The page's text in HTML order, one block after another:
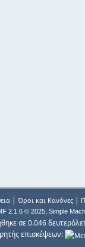
| Όροι και Κανόνες|
2.1.6 © 2025, Simple
σε 0.046
επισκέψεων: